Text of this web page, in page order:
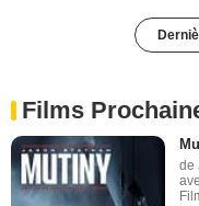
Films
de